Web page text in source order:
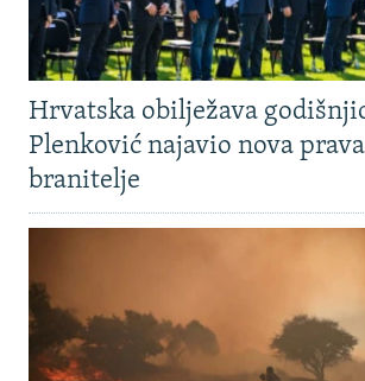
Hrvatska obilježava
Plenković najavio nova
branitelje